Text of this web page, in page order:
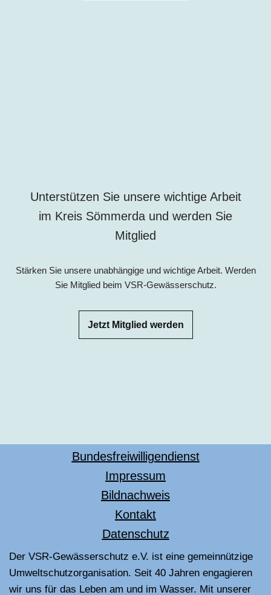
Unterstützen Sie unsere wichtige Arbeit
im Kreis Sömmerda und werden Sie
Mitglied
Stärken Sie unsere unabhängige und wichtige Arbeit. Werden
Sie Mitglied beim VSR-Gewässerschutz.
Jetzt Mitglied werden
Bundesfreiwilligendienst
Impressum
Bildnachweis
Kontakt
Datenschutz
Der VSR-Gewässerschutz e.V. ist eine gemeinnützige
Umweltschutzorganisation. Seit 40 Jahren engagieren
wir uns für das Leben am und im Wasser. Mit unserer